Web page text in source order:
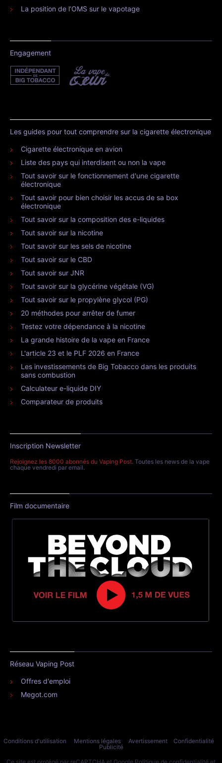
La position de l’OMS sur le vapotage
Engagement
Les guides pour tout comprendre sur la cigarette électronique
Cigarette électronique en avion
Liste des pays qui interdisent ou non la vape
Tout savoir sur le fonctionnement d'une cigarette
électronique
Tout savoir pour bien choisir les accus de sa box
électronique
Tout savoir sur la composition des e-liquides
Tout savoir sur la nicotine
Tout savoir sur les sels de nicotine
Tout savoir sur le CBD
Tout savoir sur JNR
Tout savoir sur la glycérine végétale (VG)
Tout savoir sur le propylène glycol (PG)
20 méthodes pour arrêter de fumer
Testez votre dépendance à la nicotine
La grande histoire de la vape en France
L'article 23 et le PLF 2026 en France
Les investissements de Big Tobacco dans les produits
sans combustion
Calculateur e-liquide DIY
Comparateur de produits
Inscription Newsletter
Rejoignez les 8000 abonnés du Vaping Post. Toutes les news de la vape
chaque vendredi par email.
Film documentaire
Réseau Vaping Post
Offres d'emploi
Megot.com
Conditions d'utilisation Mentions légales Avertissement
Confidentialité
Publicité